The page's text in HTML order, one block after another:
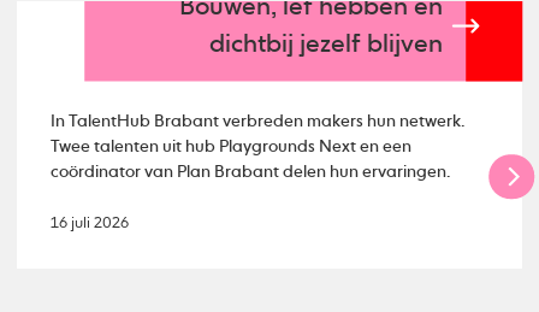
Bouwen, lef hebben en
dichtbij jezelf blijven
In TalentHub Brabant verbreden makers hun netwerk.
Twee talenten uit hub Playgrounds Next en een
coördinator van Plan Brabant delen hun ervaringen.
16 juli 2026